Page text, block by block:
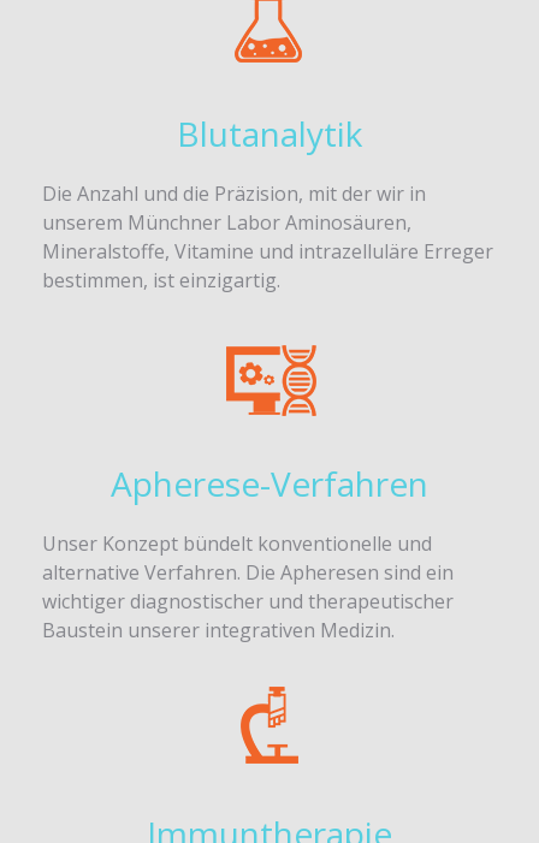
Blutanalytik
Die Anzahl und die Präzision, mit der wir in
unserem Münchner Labor Aminosäuren,
Mineralstoffe, Vitamine und intrazelluläre Erreger
bestimmen, ist einzigartig.
Apherese-Verfahren
Unser Konzept bündelt konventionelle und
alternative Verfahren. Die Apheresen sind ein
wichtiger diagnostischer und therapeutischer
Baustein unserer integrativen Medizin.
Immuntherapie